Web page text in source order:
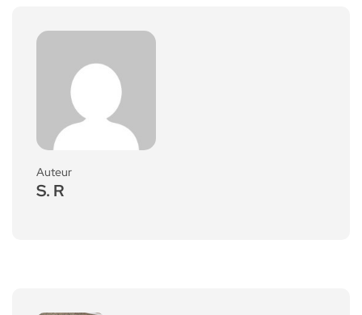
Auteur
S. R